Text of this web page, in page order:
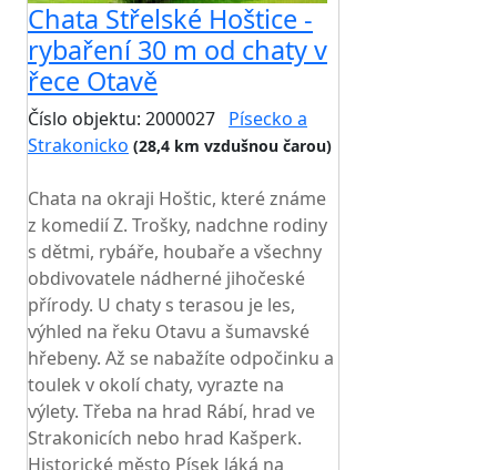
Chata Střelské Hoštice -
rybaření 30 m od chaty v
řece Otavě
Číslo objektu: 2000027 Písecko a
Strakonicko (28,4 km vzdušnou čarou)
Chata na okraji Hoštic, které známe
z komedií Z. Trošky, nadchne rodiny
s dětmi, rybáře, houbaře a všechny
obdivovatele nádherné jihočeské
přírody. U chaty s terasou je les,
výhled na řeku Otavu a šumavské
hřebeny. Až se nabažíte odpočinku a
toulek v okolí chaty, vyrazte na
výlety. Třeba na hrad Rábí, hrad ve
Strakonicích nebo hrad Kašperk.
Historické město Písek láká na